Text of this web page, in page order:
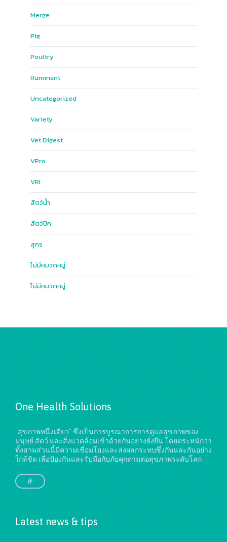
Merge
Pig
Poultry
Ruminant
Uncategorized
Variety
Vet Digest
VPro
VRI
สัตว์น้ำ
สัตว์ปีก
สุกร
ไม่มีหมวดหมู่
ไม่มีหมวดหมู่
One Health Solutions
"สุขภาพหนึ่งเดียว" ซึ่งเป็นการบูรณาการการดูแลสุขภาพของ
มนุษย์ สัตว์ และสิ่งแวดล้อมเข้าด้วยกันอย่างยั่งยืนโดยตระหนักว่า
ทั้งสามส่วนนี้มีความเชื่อมโยงและส่งผลกระทบซึ่งกันและกันอย่าง
ใกล้ชิด เพื่อป้องกันและรับมือกับภัยคุกคามต่อสุขภาพระดับโลก
#
Latest news & tips